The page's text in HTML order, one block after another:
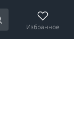
Избранное